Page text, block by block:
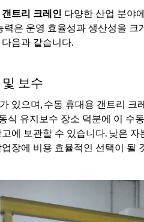
트리 크레인 다양한 산업 분야
은 운영 효율성과 생산성을
음과 같습니다.
보수
있으며, 수동 휴대용 갠트리
식 유지보수 장소 덕분에 이 수
에 보관할 수 있습니다. 낮은
장에 비용 효율적인 선택이 될